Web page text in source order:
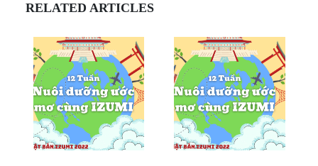
RELATED ARTICLES